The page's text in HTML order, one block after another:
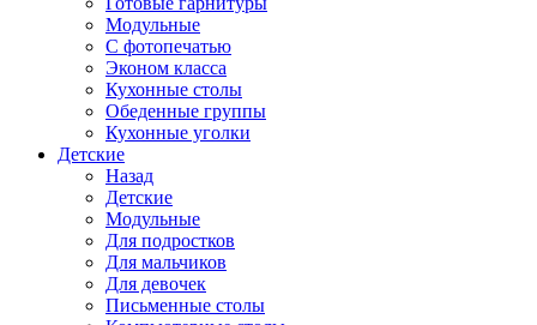
Модульные
С фотопечатью
Эконом класса
Кухонные столы
Обеденные группы
Кухонные уголки
Детские
Назад
Детские
Модульные
Для подростков
Для мальчиков
Для девочек
Письменные столы